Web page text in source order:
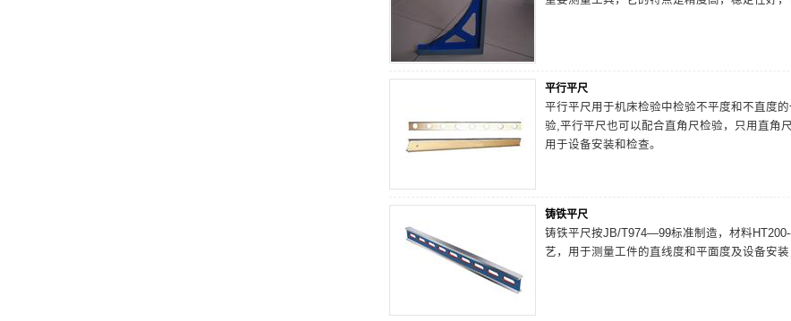
平行平尺
平行平尺用于机床检验中检验不平度和不直度
验,平行平尺也可以配合直角尺检验，只用直角
用于设备安装和检查。
铸铁平尺
铸铁平尺按JB/T974—99标准制造，材料
艺，用于测量工件的直线度和平面度及设备安